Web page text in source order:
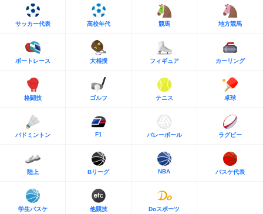
サッカー代表 高校年代 競馬 地方競馬
ボートレース 大相撲 フィギュア カーリング
格闘技 ゴルフ テニス 卓球
バドミントン F1 バレーボール ラグビー
陸上 Bリーグ NBA バスケ代表
学生バスケ 他競技 Doスポーツ